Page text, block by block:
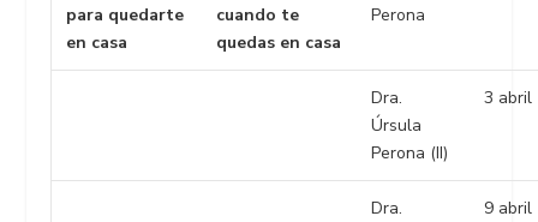
para quedarte
en casa
cuando te
quedas en casa
Perona
Dra.
Úrsula
Perona (II)
3 abril
Dra.
9 abril